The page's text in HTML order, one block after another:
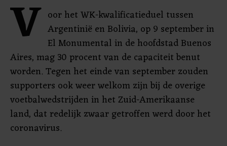
V oor het WK-kwalificatieduel tussen
Argentinië en Bolivia, op 9 september in
El Monumental in de hoofdstad Buenos
Aires, mag 30 procent van de capaciteit benut
worden. Tegen het einde van september zouden
supporters ook weer welkom zijn bij de overige
voetbalwedstrijden in het Zuid-Amerikaanse
land, dat redelijk zwaar getroffen werd door het
coronavirus.